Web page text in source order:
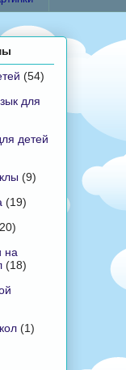
(54)
для
детей
(9)
(19)
на
(18)
(1)